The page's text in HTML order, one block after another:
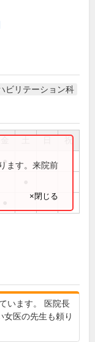
ビリテーション科
祝
●ます。来院前
×閉じる
います。 医院長
女医の先生も頼り